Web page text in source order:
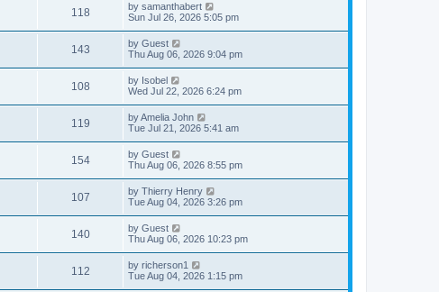
118 by samanthabert
Sun Jul 26, 2026 5:05 pm
143 by Guest
Thu Aug 06, 2026 9:04 pm
108 by Isobel
Wed Jul 22, 2026 6:24 pm
119 byAmelia John
Tue Jul 21, 2026 5:41 am
154 by Guest
Thu Aug 06, 2026 8:55 pm
107 by Thierry Henry
Tue Aug 04, 2026 3:26 pm
140 by Guest
Thu Aug 06, 2026 10:23 pm
112 by richerson1
Tue Aug 04, 2026 1:15 pm